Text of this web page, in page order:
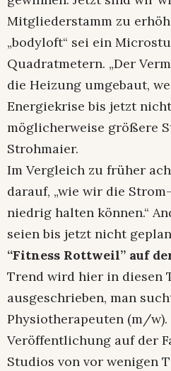
Mitgliederstamm zu
„bodyloft“ sei ein
Quadratmetern. „Der
die Heizung umgebaut,
Energiekrise bis jetzt
möglicherweise größere
Strohmaier.
Im Vergleich zu früher
darauf, „wie wir die
niedrig halten können.“
seien bis jetzt nicht
“Fitness Rottweil” auf
Trend wird hier in diesen
ausgeschrieben, man
Physiotherapeuten (m/w).
Veröffentlichung auf der
Studios von vor wenigen